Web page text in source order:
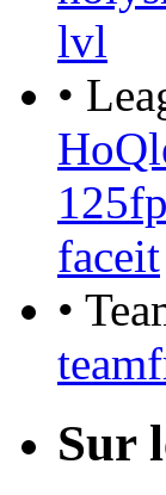
lvl
•
faceit
•
Sur